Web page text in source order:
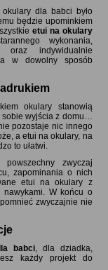
dla babci było
będzie upominkiem
etui na okulary
wykonania,
oraz indywidualnie
w dowolny sposób
okulary stanowią
wyjścia z domu…
pozostaje nic innego
a etui na okulary, na
to ułatwi.
zwyczaj
zapominania o nich
etui na okulary z
nawykami. W końcu o
zwyczajnie nie
babci , dla dziadka,
każdy projekt do